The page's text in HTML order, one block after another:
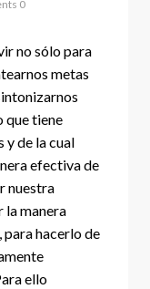
0
no sólo para
metas
que tiene
y de la cual
efectiva de
nuestra
la manera
hacerlo de
ello